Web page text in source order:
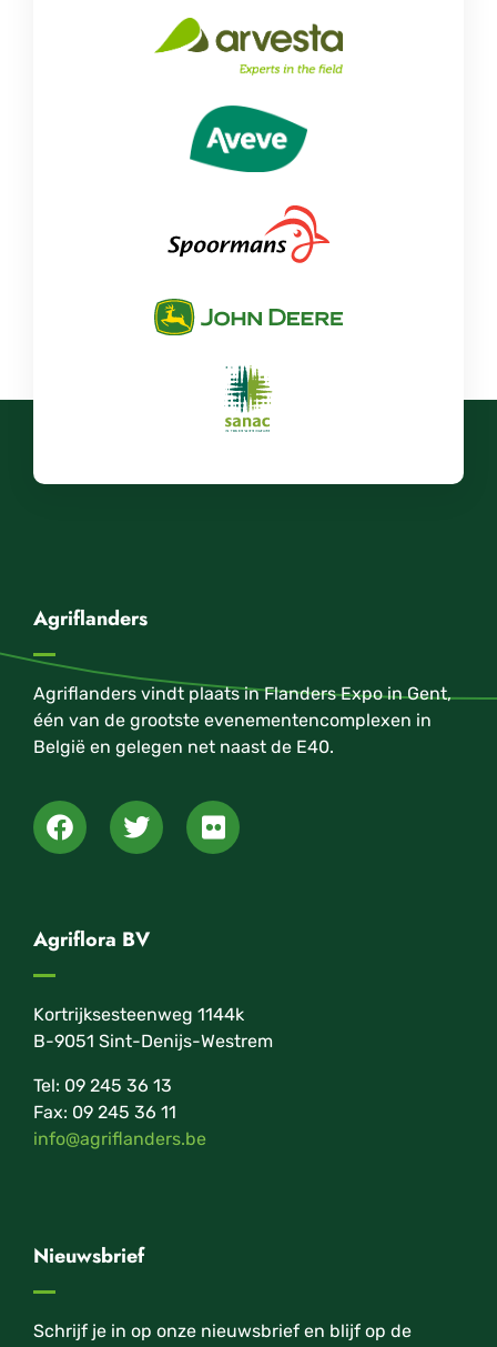
Agriflanders
Agriflanders vindt plaats in Flanders Expo in Gent,
één van de grootste evenementencomplexen in
België en gelegen net naast de E40.
Agriflora BV
Kortrijksesteenweg 1144k
B-9051 Sint-Denijs-Westrem
Tel: 09 245 36 13
Fax: 09 245 36 11
info@agriflanders.be
Nieuwsbrief
Schrijf je in op onze nieuwsbrief en blijf op de